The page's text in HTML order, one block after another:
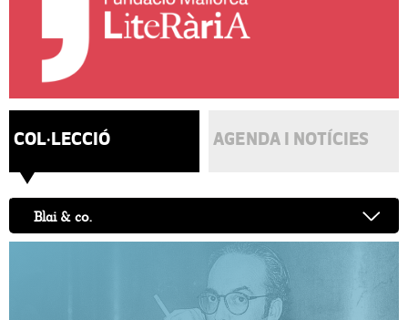
COL·LECCIÓ AGENDA I NOTÍCIES
Blai & co.